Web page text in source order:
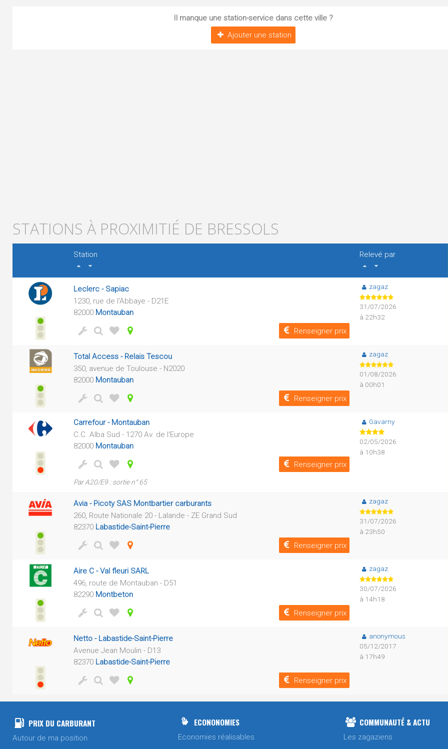
Il manque une station-service dans cette ville ?
Ajouter une station
STATIONS À PROXIMITIÉ DE BRESSOLS
Station
Relevé par
Leclerc - Sapiac
1230, rue de l'Abbaye - D21E
82000 Montauban
Renseigner prix
zagaz
31/07/2026
à 22h32
Total Access - Relais Tescou
350, avenue de Toulouse - N2020
82000 Montauban
Renseigner prix
zagaz
01/08/2026
à 00h01
Carrefour - Montauban
C.C. Alba Sud - 1270 Av. de l'Europe
82000 Montauban
Renseigner prix
Par A20/E9 : sortie n° 65
Gavarny
02/05/2026
à 10h38
Avia - Picoty SAS Montbartier carburants
260, Route Nationale 20 - Lalande - ZE Grand Sud
82370 Labastide-Saint-Pierre
Renseigner prix
zagaz
31/07/2026
à 23h50
Aire C - Val fleuri SARL
496, route de Montauban - D51
82290 Montbeton
Renseigner prix
zagaz
30/07/2026
à 14h18
Netto - Labastide-Saint-Pierre
Avenue Jean Moulin - D13
82370 Labastide-Saint-Pierre
Renseigner prix
anonymous
05/12/2017
à 17h49
PRIX DU CARBURANT
Autour de ma position
ECONONOMIES
Economies réalisables
COMMUNAUTÉ & ACTU
Les zagaziens